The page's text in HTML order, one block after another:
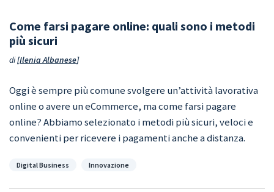
Come farsi pagare online: quali sono i metodi
più sicuri
di Ilenia Albanese
Oggi è sempre più comune svolgere un’attività lavorativa
online o avere un eCommerce, ma come farsi pagare
online? Abbiamo selezionato i metodi più sicuri, veloci e
convenienti per ricevere i pagamenti anche a distanza.
Categorie
Digital Business Innovazione